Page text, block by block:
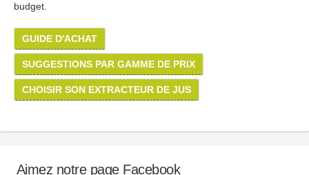
budget.
GUIDE D'ACHAT
SUGGESTIONS PAR GAMME DE PRIX
CHOISIR SON EXTRACTEUR DE JUS
Aimez notre page Facebook